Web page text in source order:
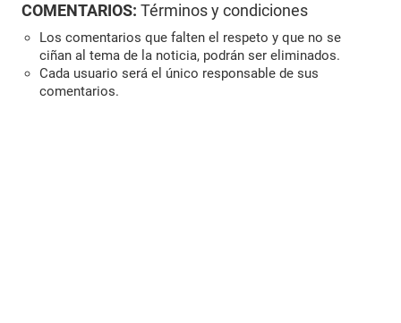
COMENTARIOS: Términos y condiciones
Los comentarios que falten el respeto y que no se
ciñan al tema de la noticia, podrán ser eliminados.
Cada usuario será el único responsable de sus
comentarios.